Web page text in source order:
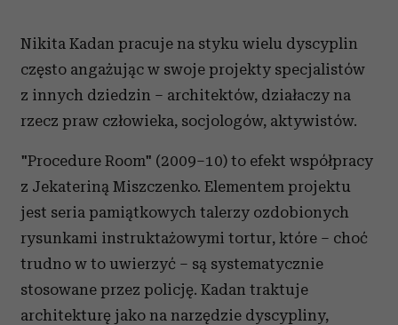
Nikita Kadan pracuje na styku wielu dyscyplin
często angażując w swoje projekty specjalistów
z innych dziedzin – architektów, działaczy na
rzecz praw człowieka, socjologów, aktywistów.
"Procedure Room" (2009–10) to efekt współpracy
z Jekateriną Miszczenko. Elementem projektu
jest seria pamiątkowych talerzy ozdobionych
rysunkami instruktażowymi tortur, które – choć
trudno w to uwierzyć – są systematycznie
stosowane przez policję. Kadan traktuje
architekturę jako na narzędzie dyscypliny,